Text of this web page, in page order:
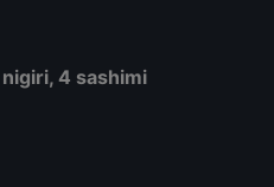
4 sashimi